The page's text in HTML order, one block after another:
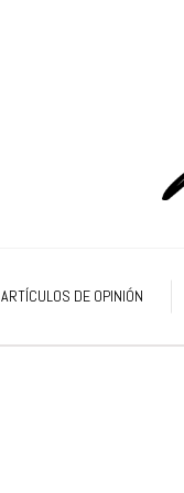
ARTÍCULOS DE OPINIÓN